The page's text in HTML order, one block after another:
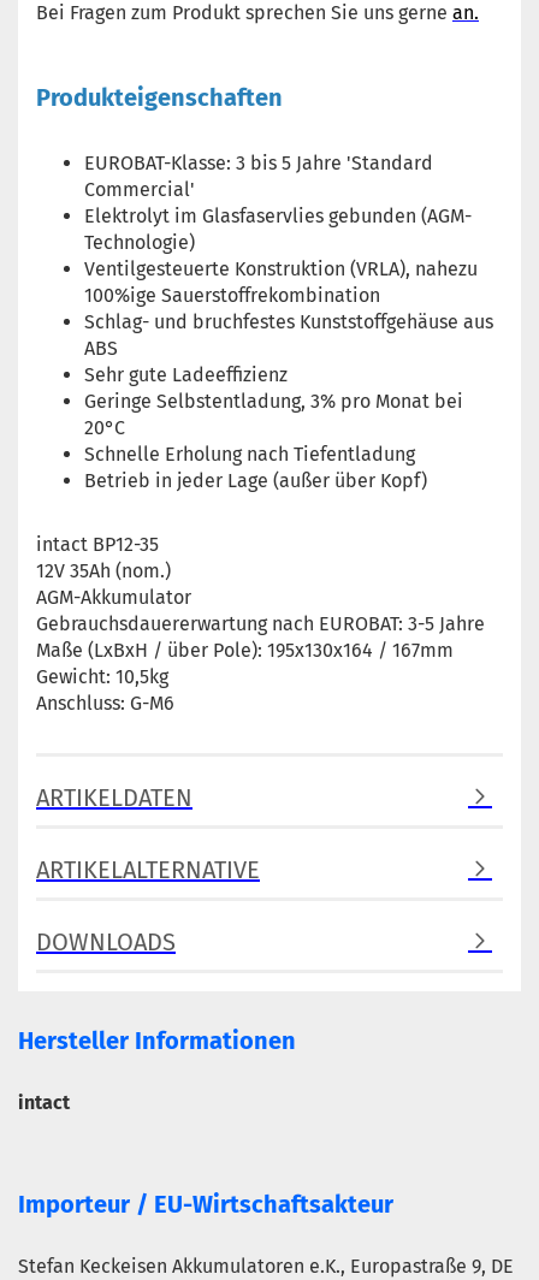
Bei Fragen zum Produkt sprechen Sie uns gerne an.
Produkteigenschaften
EUROBAT-Klasse: 3 bis 5 Jahre 'Standard
Commercial'
Elektrolyt im Glasfaservlies gebunden (AGM-
Technologie)
Ventilgesteuerte Konstruktion (VRLA), nahezu
100%ige Sauerstoffrekombination
Schlag- und bruchfestes Kunststoffgehäuse aus
ABS
Sehr gute Ladeeffizienz
Geringe Selbstentladung, 3% pro Monat bei
20°C
Schnelle Erholung nach Tiefentladung
Betrieb in jeder Lage (außer über Kopf)
intact BP12-35
12V 35Ah (nom.)
AGM-Akkumulator
Gebrauchsdauererwartung nach EUROBAT: 3-5 Jahre
Maße (LxBxH / über Pole): 195x130x164 / 167mm
Gewicht: 10,5kg
Anschluss: G-M6
ARTIKELDATEN
ARTIKELALTERNATIVE
DOWNLOADS
Hersteller Informationen
intact
Importeur / EU-Wirtschaftsakteur
Stefan Keckeisen Akkumulatoren e.K., Europastraße 9, DE